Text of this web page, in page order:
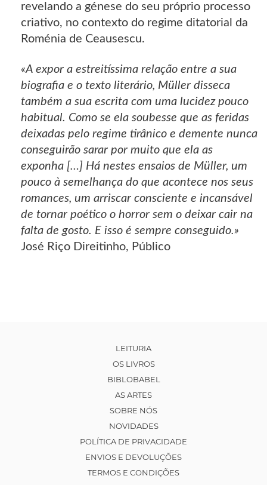
revelando a génese do seu próprio processo
criativo, no contexto do regime ditatorial da
Roménia de Ceausescu.
«A expor a estreitíssima relação entre a sua
biografia e o texto literário, Müller disseca
também a sua escrita com uma lucidez pouco
habitual. Como se ela soubesse que as feridas
deixadas pelo regime tirânico e demente nunca
conseguirão sarar por muito que ela as
exponha […] Há nestes ensaios de Müller, um
pouco à semelhança do que acontece nos seus
romances, um arriscar consciente e incansável
de tornar poético o horror sem o deixar cair na
falta de gosto. E isso é sempre conseguido.»
José Riço Direitinho, Público
LEITURIA
OS LIVROS
BIBLOBABEL
AS ARTES
SOBRE NÓS
NOVIDADES
POLÍTICA DE PRIVACIDADE
ENVIOS E DEVOLUÇÕES
TERMOS E CONDIÇÕES